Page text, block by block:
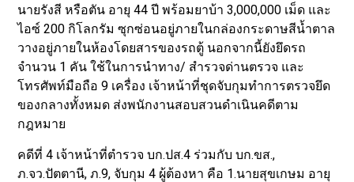
นายรังสี หรือตัน อายุ 44 ปี พร้อมยาบ้า 3,000,000 เม็ด และ
ไอซ์ 200 กิโลกรัม ซุกซ่อนอยู่ภายในกล่องกระดาษสีน้ำตาล
วางอยู่ภายในห้องโดยสารของรถตู้ นอกจากนี้ยังยึดรถ
จำนวน 1 คัน ใช้ในการนำทาง/ สำรวจด่านตรวจ และ
โทรศัพท์มือถือ 9 เครื่อง เจ้าหน้าที่ชุดจับกุมทำการตรวจยึด
ของกลางทั้งหมด ส่งพนักงานสอบสวนดำเนินคดีตาม
กฎหมาย
คดีที่ 4 เจ้าหน้าที่ตำรวจ บก.ปส.4 ร่วมกับ บก.ขส.,
ภ.จว.ปัตตานี, ภ.9, จับกุม 4 ผู้ต้องหา คือ 1.นายสุขเกษม อายุ